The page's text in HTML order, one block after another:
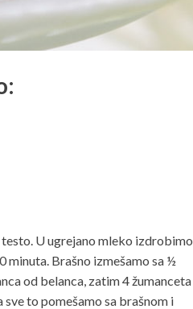
U ugrejano mleko izdrobimo
minuta. Brašno izmešamo sa ½
od belanca, zatim 4 žumanceta
to pomešamo sa brašnom i